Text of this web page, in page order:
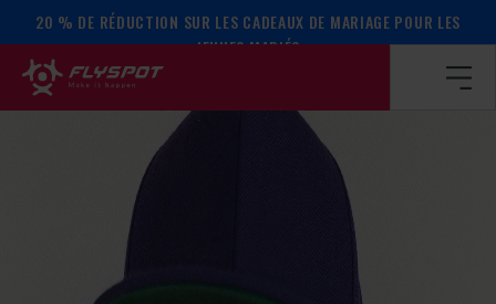
20 % DE RÉDUCTION SUR LES CADEAUX DE MARIAGE POUR LES
JEUNES MARIÉS
Page d’accueil / Calendrier des événements / Le camp de